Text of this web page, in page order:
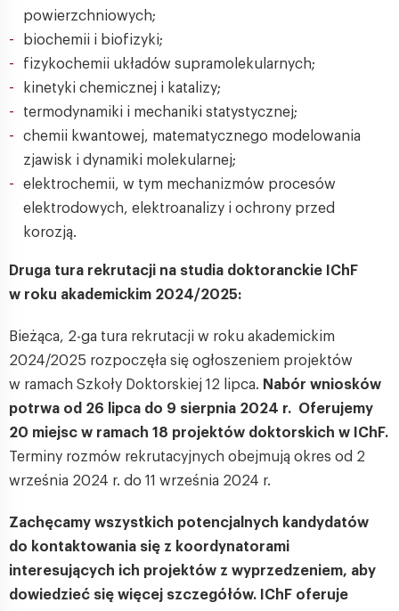
powierzchniowych;
biochemii i biofizyki;
fizykochemii układów supramolekularnych;
kinetyki chemicznej i katalizy;
termodynamiki i mechaniki statystycznej;
chemii kwantowej, matematycznego modelowania
zjawisk i dynamiki molekularnej;
elektrochemii, w tym mechanizmów procesów
elektrodowych, elektroanalizy i ochrony przed
korozją.
Druga tura rekrutacji na studia doktoranckie IChF
w roku akademickim 2024/2025:
Bieżąca, 2-ga tura rekrutacji w roku akademickim
2024/2025 rozpoczęła się ogłoszeniem projektów
w ramach Szkoły Doktorskiej 12 lipca. Nabór wniosków
potrwa od 26 lipca do 9 sierpnia 2024 r. Oferujemy
20 miejsc w ramach 18 projektów doktorskich w IChF.
Terminy rozmów rekrutacyjnych obejmują okres od 2
września 2024 r. do 11 września 2024 r.
Zachęcamy wszystkich potencjalnych kandydatów
do kontaktowania się z koordynatorami
interesujących ich projektów z wyprzedzeniem, aby
dowiedzieć się więcej szczegółów. IChF oferuje